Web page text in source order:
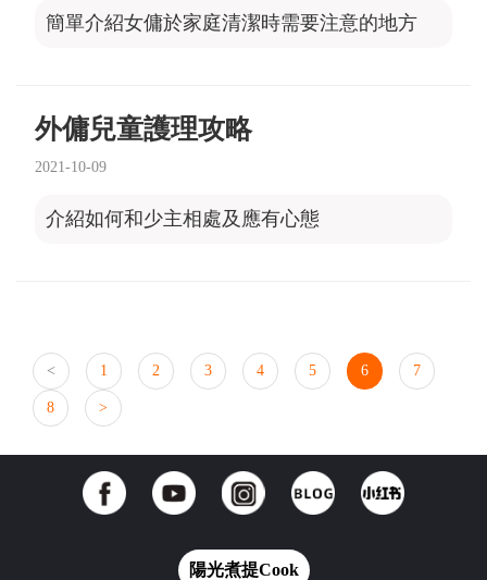
簡單介紹女傭於家庭清潔時需要注意的地方
外傭兒童護理攻略
2021-10-09
介紹如何和少主相處及應有心態
< 1 2 3 4 5 6 7
8 >
陽光煮提Cook